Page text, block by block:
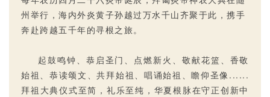
州举行，海内外炎黄子孙越过万水千山齐聚于此，携手
奔赴跨越五千年的寻根之旅。
起鼓鸣钟、恭启圣门、点燃新火、敬献花篮、香敬
始祖、恭读颂文、共拜始祖、唱诵始祖、瞻仰圣像......
拜祖大典仪式至简，礼乐至纯，华夏根脉在守正创新中